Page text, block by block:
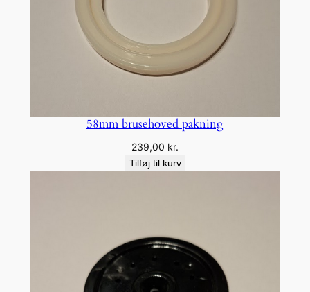
58mm brusehoved pakning
239,00 kr.
Tilføj til kurv